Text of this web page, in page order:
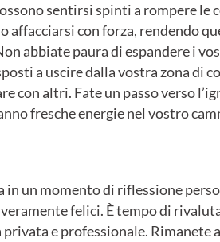
sentirsi spinti a rompere le
affacciarsi con forza, rendendo
abbiate paura di espandere i
a uscire dalla vostra zona di
con altri. Fate un passo verso
fresche energie nel vostro
in un momento di riflessione
veramente felici. È tempo di
e professionale. Rimanete